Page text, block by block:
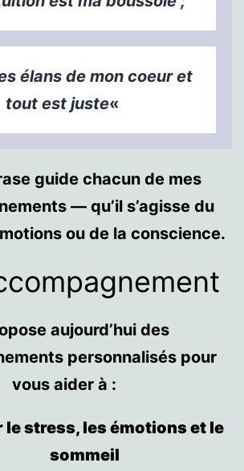
élans de mon coeur et
tout est juste«
guide chacun de mes
— qu’il s’agisse du
ou de la conscience.
aujourd’hui des
personnalisés pour
vous aider à :
le stress, les émotions et le
sommeil